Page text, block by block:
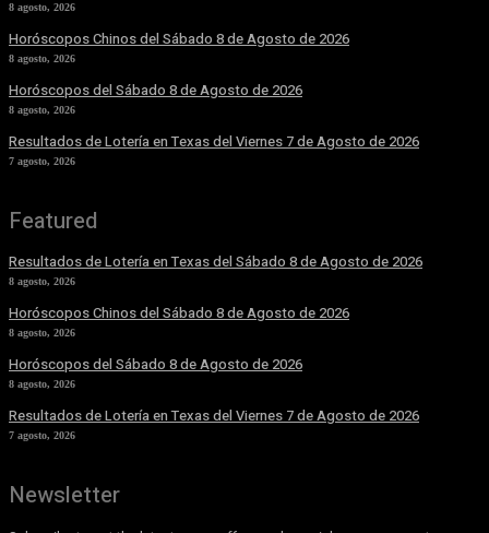
8 agosto, 2026
Horóscopos Chinos del Sábado 8 de Agosto de 2026
8 agosto, 2026
Horóscopos del Sábado 8 de Agosto de 2026
8 agosto, 2026
Resultados de Lotería en Texas del Viernes 7 de Agosto de 2026
7 agosto, 2026
Featured
Resultados de Lotería en Texas del Sábado 8 de Agosto de 2026
8 agosto, 2026
Horóscopos Chinos del Sábado 8 de Agosto de 2026
8 agosto, 2026
Horóscopos del Sábado 8 de Agosto de 2026
8 agosto, 2026
Resultados de Lotería en Texas del Viernes 7 de Agosto de 2026
7 agosto, 2026
Newsletter